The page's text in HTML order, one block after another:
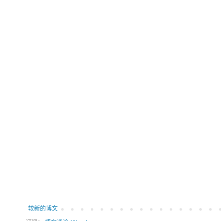
较新的博文